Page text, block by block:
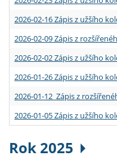
2026-02-16 Zápis z užšího
2026-02-09 Zápis z
2026-02-02 Zápis z užšího
2026-01-26 Zápis z užšího
2026-01-12 Zápis z
2026-01-05 Zápis z užšího
Rok 2025